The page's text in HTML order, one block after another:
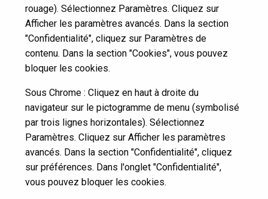
rouage). Sélectionnez Paramètres. Cliquez sur
Afficher les paramètres avancés. Dans la section
"Confidentialité", cliquez sur Paramètres de
contenu. Dans la section "Cookies", vous pouvez
bloquer les cookies.
Sous Chrome : Cliquez en haut à droite du
navigateur sur le pictogramme de menu (symbolisé
par trois lignes horizontales). Sélectionnez
Paramètres. Cliquez sur Afficher les paramètres
avancés. Dans la section "Confidentialité", cliquez
sur préférences. Dans l'onglet "Confidentialité",
vous pouvez bloquer les cookies.